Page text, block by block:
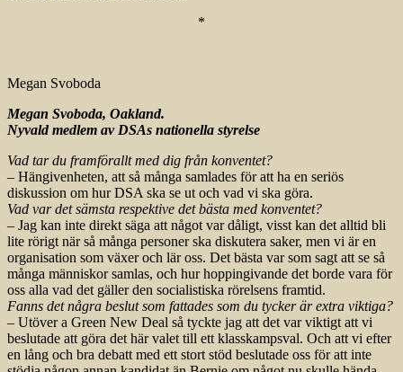
*
Megan Svoboda
Megan Svoboda, Oakland.
Nyvald medlem av DSAs nationella styrelse
Vad tar du framförallt med dig från konventet?
– Hängivenheten, att så många samlades för att ha en seriös
diskussion om hur DSA ska se ut och vad vi ska göra.
Vad var det sämsta respektive det bästa med konventet?
– Jag kan inte direkt säga att något var dåligt, visst kan det alltid bli
lite rörigt när så många personer ska diskutera saker, men vi är en
organisation som växer och lär oss. Det bästa var som sagt att se så
många människor samlas, och hur hoppingivande det borde vara för
oss alla vad det gäller den socialistiska rörelsens framtid.
Fanns det några beslut som fattades som du tycker är extra viktiga?
– Utöver a Green New Deal så tyckte jag att det var viktigt att vi
beslutade att göra det här valet till ett klasskampsval. Och att vi efter
en lång och bra debatt med ett stort stöd beslutade oss för att inte